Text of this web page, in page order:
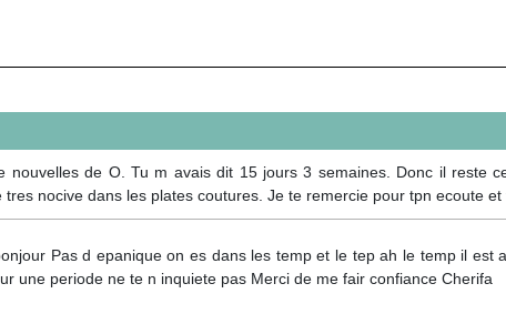
nouvelles de O. Tu m avais dit 15 jours 3 semaines. Donc il reste
nocive dans les plates coutures. Je te remercie pour tpn ecoute
Pas d epanique on es dans les temp et le tep ah le temp il
une periode ne te n inquiete pas Merci de me fair confiance Cherifa